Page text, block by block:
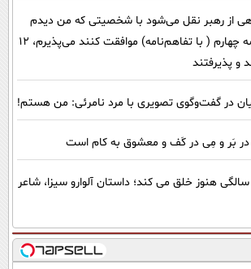
از رهبر نقل می‌شود با شخصیتی که من دیدم
تطابق ندارد/ گفتند سه چهارم ( با تفاهم‌نامه) موافقت کنند می‌پذیرم، 12
در گفت‌و‌گوی تصویری با مرد نامرئی: من هستم!
در بَر و مِی در کَف و معشوق به کام است
معماری که در 92 سالگی هنوز خلق می کند؛ داستان آلوارو سیزا، شاعر